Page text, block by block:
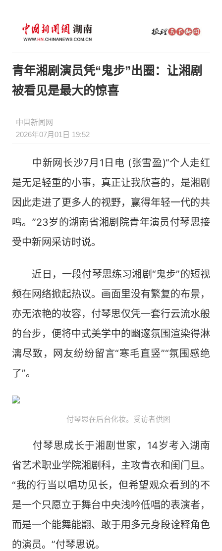
青年湘剧演员凭“鬼步”出圈：让湘剧
被看见是最大的惊喜
中国新闻网
2026年07月01日 19:52
中新网长沙7月1日电 (张雪盈)“个人走红
是无足轻重的小事，真正让我欣喜的，是湘剧
因此走进了更多人的视野，赢得年轻一代的共
鸣。”23岁的湖南省湘剧院青年演员付琴思接
受中新网采访时说。
近日，一段付琴思练习湘剧“鬼步”的短视
频在网络掀起热议。画面里没有繁复的布景，
亦无浓艳的妆容，付琴思仅凭一套行云流水般
的台步，便将中式美学中的幽邃氛围渲染得淋
漓尽致，网友纷纷留言“寒毛直竖”“氛围感绝
了”。
付琴思在后台化妆。受访者供图
付琴思成长于湘剧世家，14岁考入湖南
省艺术职业学院湘剧科，主攻青衣和闺门旦。
“我的行当以唱功见长，但希望观众看到的不
是一个只愿立于舞台中央浅吟低唱的表演者，
而是一个能舞能翻、敢于用多元身段诠释角色
的演员。”付琴思说。